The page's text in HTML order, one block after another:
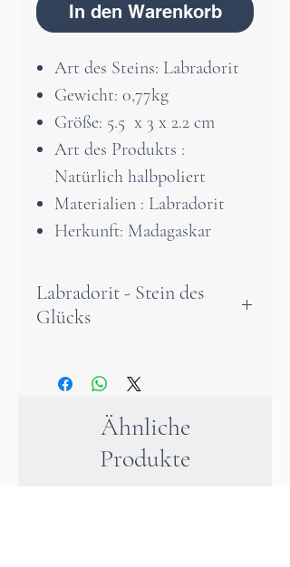
In den Warenkorb
Art des Steins: Labradorit
Gewicht: 0,77kg
Größe: 5.5 x 3 x 2.2 cm
Art des Produkts :
Natürlich halbpoliert
Materialien : Labradorit
Herkunft: Madagaskar
Labradorit - Stein des
Glücks
unverzichtbarer Schutzstein.
Er wirkt wie ein Schild und
absorbiert schädliche
Energien, um Sie im Alltag zu
Ähnliche
Produkte